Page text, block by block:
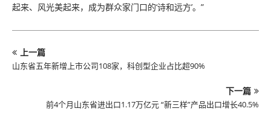
起来、风光美起来，成为群众家门口的‘诗和远方’。”
上一篇
山东省五年新增上市公司108家，科创型企业占比超90%
下一篇
前4个月山东省进出口1.17万亿元 “新三样”产品出口增长40.5%